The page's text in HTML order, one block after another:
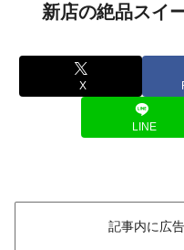
新店の絶品スイ
X
LINE
記事内に広